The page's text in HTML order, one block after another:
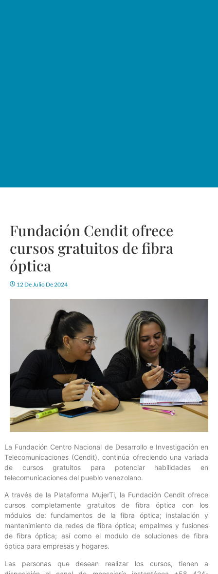
Fundación Cendit ofrece
cursos gratuitos de fibra
óptica
12 De Julio De 2024
La Fundación Centro Nacional de Desarrollo e Investigación en
Telecomunicaciones (Cendit), continúa ofreciendo una variada
de cursos gratuitos para potenciar habilidades en
telecomunicaciones del pueblo venezolano.
A través de la Plataforma MujerTi, la Fundación Cendit ofrece
cursos completamente gratuitos de fibra óptica con los
módulos de: fundamentos de la fibra óptica; instalación y
mantenimiento de redes de fibra óptica; empalmes y fusiones
de fibra óptica; así como el modulo de soluciones de fibra
óptica para empresas y hogares.
Las personas que desean realizar los cursos, tienen a